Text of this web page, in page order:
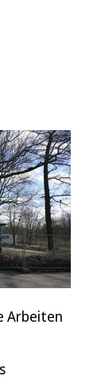
Arbeiten